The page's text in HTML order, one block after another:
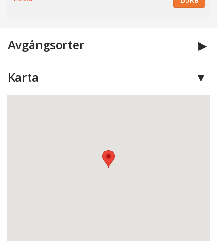
Avgångsorter
Karta